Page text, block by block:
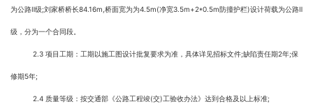
为公路Ⅱ级;刘家桥桥长84.16m,桥面宽为为4.5m(净宽3.5m+2*0.5m防撞护栏)设计荷载为公路Ⅱ
级，分为一个合同段。
2.3 项目工期：工期以施工图设计批复要求为准，具体详见招标文件;缺陷责任期2年;保
修期5年;
2.4 质量等级：按交通部《公路工程竣(交)工验收办法》达到合格及以上标准;